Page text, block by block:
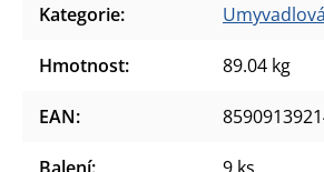
Kategorie:
Hmotnost: 89.04 kg
EAN:
Balení: 9 ks